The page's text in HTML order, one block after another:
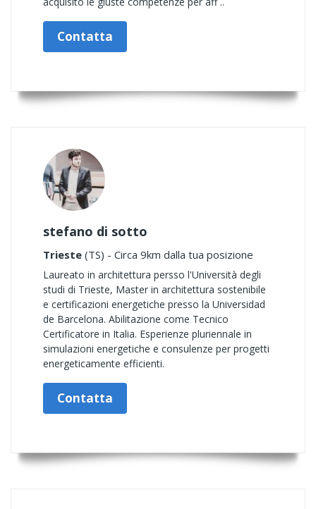
Contatta
stefano di sotto
Trieste (TS) - Circa 9km dalla tua posizione
Laureato in architettura persso l'Università degli
studi di Trieste, Master in architettura sostenibile
e certificazioni energetiche presso la Universidad
de Barcelona. Abilitazione come Tecnico
Certificatore in Italia. Esperienze pluriennale in
simulazioni energetiche e consulenze per progetti
energeticamente efficienti.
Contatta